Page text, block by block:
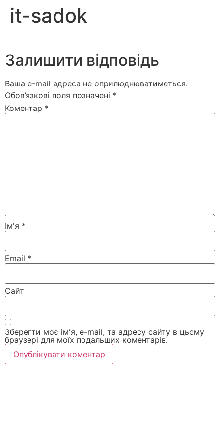
it-sadok
Залишити відповідь
Ваша e-mail адреса не оприлюднюватиметься.
Обов’язкові поля позначені *
Коментар *
Ім'я *
Email *
Сайт
Зберегти моє ім'я, e-mail, та адресу сайту в цьому
браузері для моїх подальших коментарів.